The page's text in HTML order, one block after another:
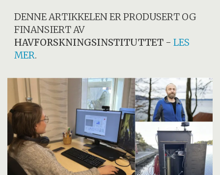
DENNE ARTIKKELEN ER PRODUSERT OG
FINANSIERT AV
HAVFORSKNINGSINSTITUTTET -LES
MER.